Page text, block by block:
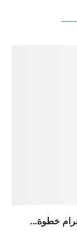
خطوة...